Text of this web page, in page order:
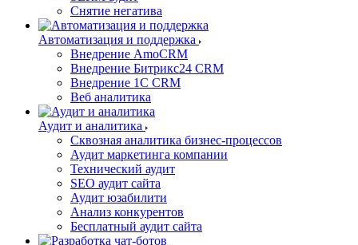
Снятие негатива
Автоматизация и поддержка
Внедрение AmoCRM
Внедрение Битрикс24 CRM
Внедрение 1C CRM
Веб аналитика
Аудит и аналитика
Сквозная аналитика бизнес-процессов
Аудит маркетинга компании
Технический аудит
SEO аудит сайта
Аудит юзабилити
Анализ конкурентов
Бесплатный аудит сайта